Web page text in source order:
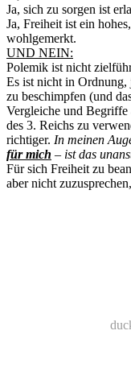
Ja, sich zu sorgen ist
Ja, Freiheit ist ein
wohlgemerkt.
UND NEIN:
Polemik ist nicht
Es ist nicht in Ordnung,
zu beschimpfen (und
Vergleiche und Begriffe
des 3. Reichs zu
richtiger. In meinen
für mich – ist das
Für sich Freiheit zu
aber nicht